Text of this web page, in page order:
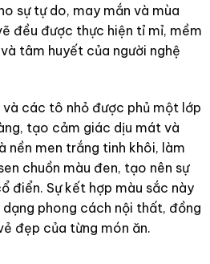
sự tự do, may mắn và mùa
đều được thực hiện tỉ mỉ, mềm
tâm huyết của người nghệ
các tô nhỏ được phủ một lớp
tạo cảm giác dịu mát và
nền men trắng tinh khôi, làm
chuồn màu đen, tạo nên sự
điển. Sự kết hợp màu sắc này
phong cách nội thất, đồng
đẹp của từng món ăn.